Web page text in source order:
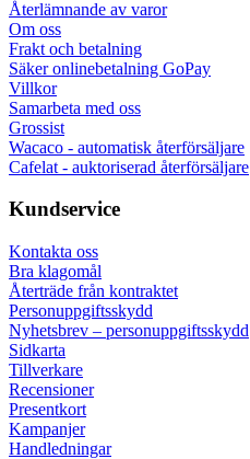
Återlämnande av varor
Om oss
Frakt och betalning
Säker onlinebetalning GoPay
Villkor
Samarbeta med oss
Grossist
Wacaco - automatisk återförsäljare
Cafelat - auktoriserad återförsäljare
Kundservice
Kontakta oss
Bra klagomål
Återträde från kontraktet
Personuppgiftsskydd
Nyhetsbrev – personuppgiftsskydd
Sidkarta
Tillverkare
Recensioner
Presentkort
Kampanjer
Handledningar